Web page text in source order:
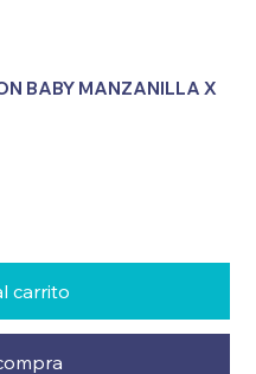
BABY MANZANILLA X
carrito